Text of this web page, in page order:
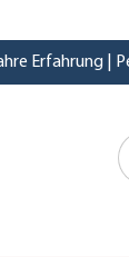
Erfahrung |